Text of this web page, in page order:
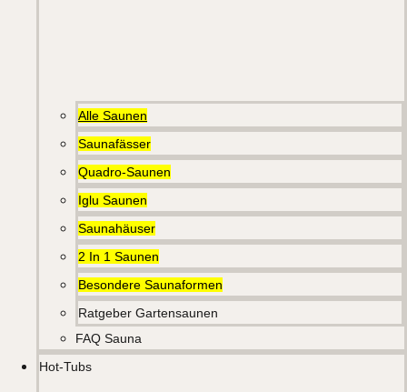
Alle Saunen
Saunafässer
Quadro-Saunen
Iglu Saunen
Saunahäuser
2 In 1 Saunen
Besondere Saunaformen
Ratgeber Gartensaunen
FAQ Sauna
Hot-Tubs